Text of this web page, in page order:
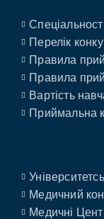
Перелік
Правила
Правила
Вартість
Приймальна
Медичний
Медичні